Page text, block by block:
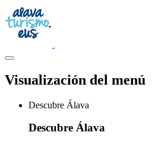
Visualización del menú
Descubre Álava
Descubre Álava